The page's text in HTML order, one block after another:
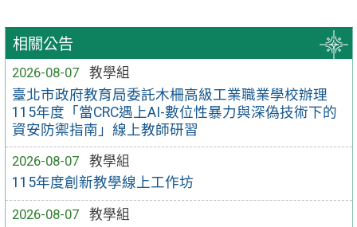
相關公告
2026-08-07
教學組
臺北市政府教育局委託木柵高級工業職業學校辦理
115年度「當CRC遇上AI-數位性暴力與深偽技術下的
資安防禦指南」線上教師研習
2026-08-07
教學組
115年度創新教學線上工作坊
2026-08-07
教學組